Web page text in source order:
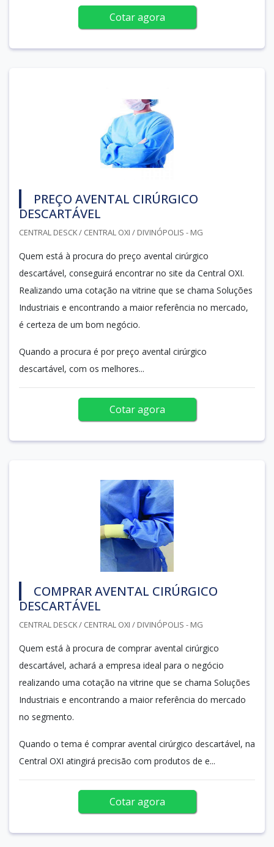
Cotar agora
PREÇO AVENTAL CIRÚRGICO
DESCARTÁVEL
CENTRAL DESCK / CENTRAL OXI / DIVINÓPOLIS - MG
Quem está à procura do preço avental cirúrgico
descartável, conseguirá encontrar no site da Central OXI.
Realizando uma cotação na vitrine que se chama Soluções
Industriais e encontrando a maior referência no mercado,
é certeza de um bom negócio.
Quando a procura é por preço avental cirúrgico
descartável, com os melhores...
Cotar agora
COMPRAR AVENTAL CIRÚRGICO
DESCARTÁVEL
CENTRAL DESCK / CENTRAL OXI / DIVINÓPOLIS - MG
Quem está à procura de comprar avental cirúrgico
descartável, achará a empresa ideal para o negócio
realizando uma cotação na vitrine que se chama Soluções
Industriais e encontrando a maior referência do mercado
no segmento.
Quando o tema é comprar avental cirúrgico descartável, na
Central OXI atingirá precisão com produtos de e...
Cotar agora